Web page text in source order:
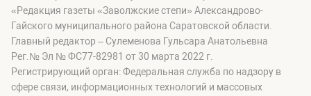
«Редакция газеты «Заволжские степи» Александрово-
Гайского муниципального района Саратовской области.
Главный редактор – Сулеменова Гульсара Анатольевна
Рег.№ Эл № ФС77-82981 от 30 марта 2022 г.
Регистрирующий орган: Федеральная служба по надзору в
сфере связи, информационных технологий и массовых